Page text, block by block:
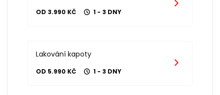
OD 3.990 KČ 1 - 3 DNY
Lakování kapoty
OD 5.990 KČ 1 - 3 DNY